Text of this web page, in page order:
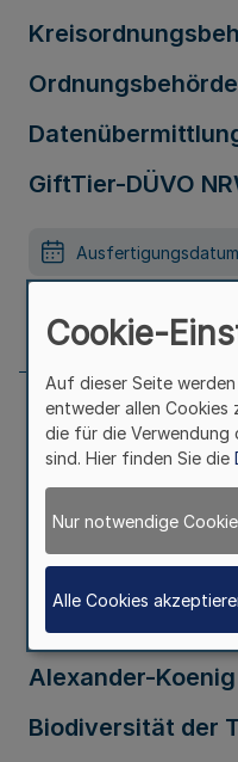
GiftTier-DÜVO
Ausfertigungsdatum
Seite 653
Ausstattung und
öffentlich-
„Zoologisches
Alexander-
Biodiversität der
Cookie-
Auf dieser Seite
entweder allen Cookies
die für die Verwendung
sind. Hier finden Sie die
Nur notwendige
Alle Cookies